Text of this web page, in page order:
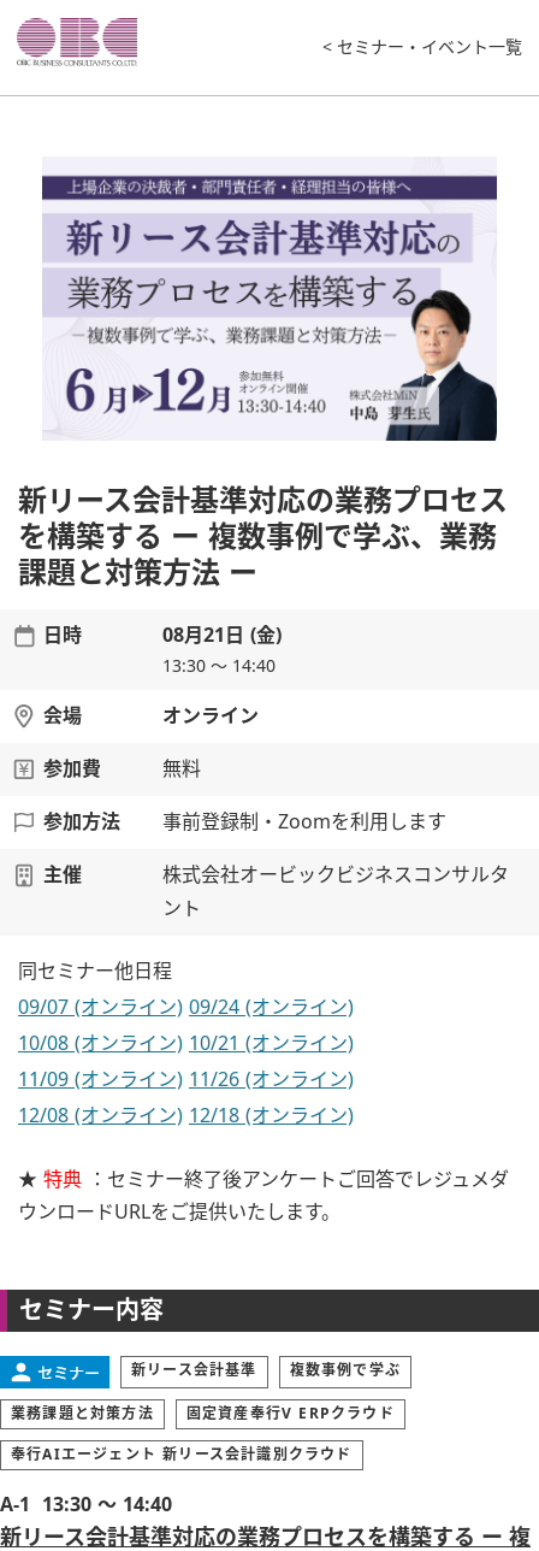
< セミナー・イベント一覧
新リース会計基準対応の業務プロセス
を構築する ー 複数事例で学ぶ、業務
課題と対策方法 ー
日時 08月21日 (金)
13:30 ～ 14:40
会場 オンライン
参加費 無料
参加方法 事前登録制・Zoomを利用します
主催
株式会社オービックビジネスコンサルタ
ント
同セミナー他日程
09/07 (オンライン) 09/24 (オンライン)
10/08 (オンライン) 10/21 (オンライン)
11/09 (オンライン) 11/26 (オンライン)
12/08 (オンライン) 12/18 (オンライン)
★ 特典
：セミナー終了後アンケートご回答でレジュメダ
ウンロードURLをご提供いたします。
セミナー内容
新リース会計基準 複数事例で学ぶ
業務課題と対策方法 固定資産奉行V ERPクラウド
奉行AIエージェント 新リース会計識別クラウド
A-1 13:30 ～ 14:40
新リース会計基準対応の業務プロセスを構築する ー 複